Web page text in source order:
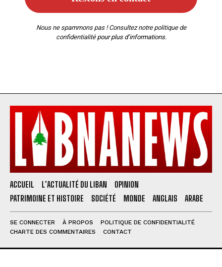
Nous ne spammons pas ! Consultez notre politique de
confidentialitépour plus d’informations.
ACCUEIL L’ACTUALITÉ DU LIBAN
OPINION
PATRIMOINE ET HISTOIRE
SOCIÉTÉ MONDE ANGLAIS ARABE
SE CONNECTER À PROPOS
POLITIQUE DE CONFIDENTIALITÉ
CHARTE DES COMMENTAIRES
CONTACT